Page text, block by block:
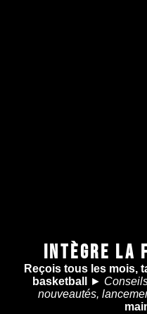
INTÈGRE LA
Reçois tous les mois,
basketball
►
nouveautés,